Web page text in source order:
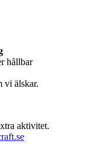
hållbar
vi älskar.
aktivitet.